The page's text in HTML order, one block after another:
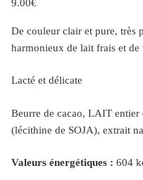
9.00€
De couleur clair et pure, très
harmonieux de lait frais et
Lacté et délicate
Beurre de cacao, LAIT
(lécithine de SOJA), extrait
Valeurs énergétiques : 604